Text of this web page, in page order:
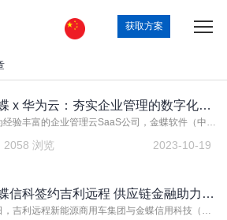
获取方案
x 华为云：夯实企业管理的数字化基
助推全行业提质增效
经验丰富的企业管理云SaaS公司，金蝶软件（中
赢得了业内一致好评。自从与华为云深度合作以
决方案。
2023-10-19
2058 浏览
信科签约吉利远程 供应链金融助力新
商用车跑出加速度
，吉利远程新能源商用车集团与金蝶信用科技（深